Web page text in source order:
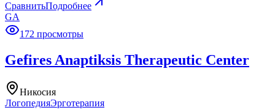
СравнитьПодробнее
GA
172 просмотры
Gefires Anaptiksis Therapeutic Center
Никосия
ЛогопедияЭрготерапия